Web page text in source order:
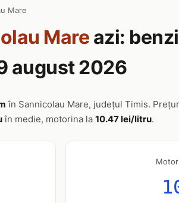
Mare
Mare azi:
august 2026
în Sannicolau Mare, județul Timis.
în medie, motorina la 10.47 lei/litru.